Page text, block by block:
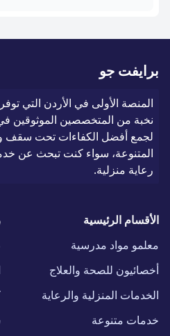
برايفت جو
المنصة الأولى في الأردن التي
نخبة من المتخصصين الموثوقين
لجمع أفضل الكفاءات تحت سقف
المتنوعة، سواء كنت تبحث عن
رعاية منزلية.
الأقسام الرئيسية
معلمو مواد مدرسية
أخصائيون للصحة والعلاج
الخدمات المنزلية والرعاية
خدمات متنوعة